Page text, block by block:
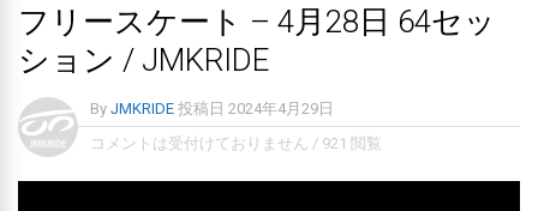
フリースケート – 4月28日 64セッ
ション / JMKRIDE
By JMKRIDE 投稿日 2024年4月29日
コメントは受付けておりません / 921 閲覧